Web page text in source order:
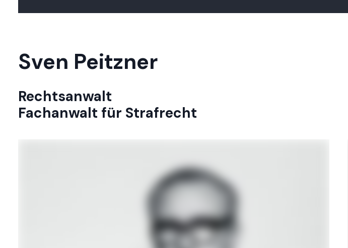
Sven Peitzner
Rechtsanwalt
Fachanwalt für Strafrecht